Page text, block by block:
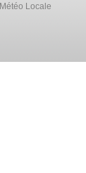
Météo Locale